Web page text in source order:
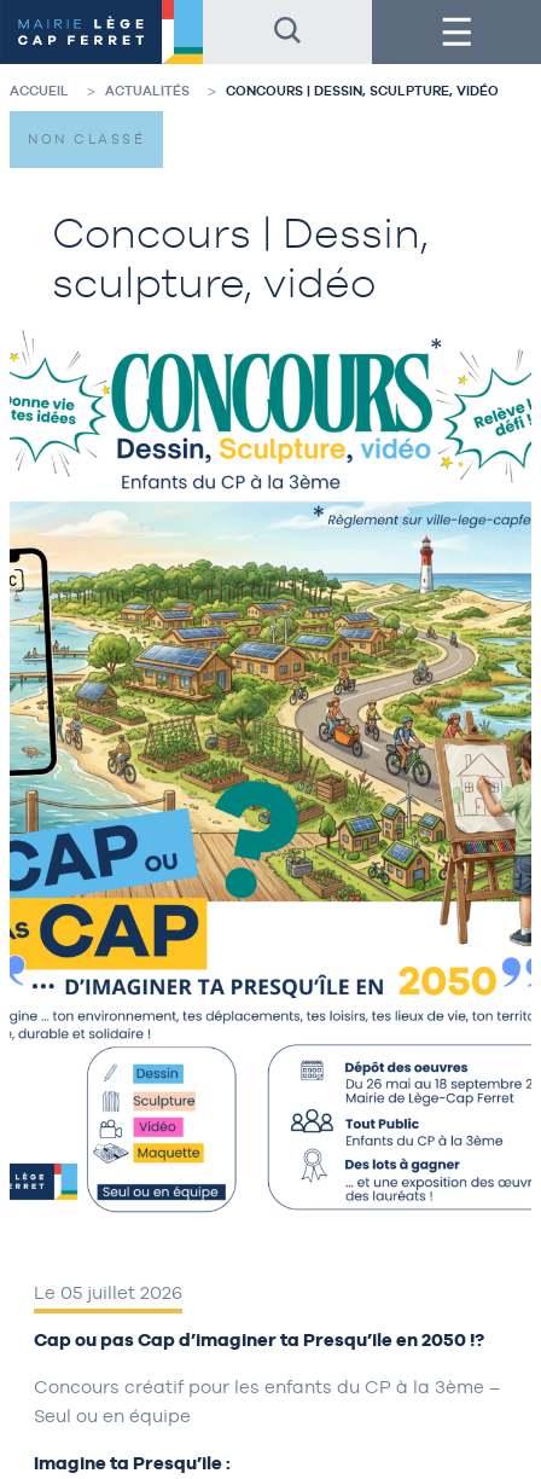
au
contenu
de
la
page
au
pied
de
page
Menu
ACCUEIL ACTUALITÉS CONCOURS | DESSIN, SCULPTURE, VIDÉO
Concours | Dessin,
sculpture, vidéo
NON CLASSÉ
Le 05 juillet 2026
Cap ou pas Cap d’imaginer ta Presqu’ile en 2050 !?
Concours créatif pour les enfants du CP à la 3ème –
Seul ou en équipe
Imagine ta Presqu’ile :